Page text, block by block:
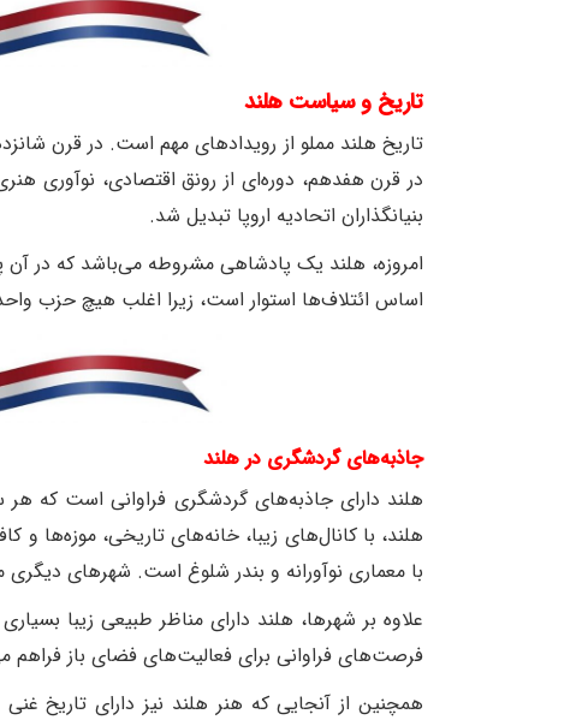
تاریخ و سیاست هلند
در قرن هفدهم، دوره‌ای از رونق اقتصادی، نوآوری
بنیانگذاران اتحادیه اروپا تبدیل شد.
امروزه، هلند یک پادشاهی مشروطه می‌باشد که در
اساس ائتلاف‌ها استوار است، زیرا اغلب هیچ حزب
جاذبه‌های گردشگری در هلند
هلند دارای جاذبه‌های گردشگری فراوانی است که
هلند، با کانال‌های زیبا، خانه‌های تاریخی،
با معماری نوآورانه و بندر شلوغ است. شهرهای
علاوه بر شهرها، هلند دارای مناظر طبیعی زیبا
فرصت‌های فراوانی برای فعالیت‌های فضای باز فراهم می‌کنند. در
همچنین از آنجایی که هنر هلند نیز دارای تاریخ